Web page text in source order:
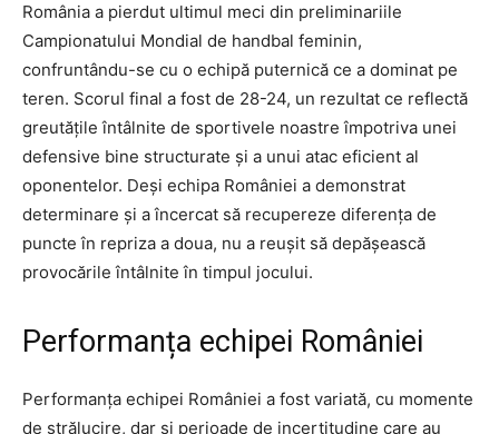
România a pierdut ultimul meci din preliminariile
Campionatului Mondial de handbal feminin,
confruntându-se cu o echipă puternică ce a dominat pe
teren. Scorul final a fost de 28-24, un rezultat ce reflectă
greutățile întâlnite de sportivele noastre împotriva unei
defensive bine structurate și a unui atac eficient al
oponentelor. Deși echipa României a demonstrat
determinare și a încercat să recupereze diferența de
puncte în repriza a doua, nu a reușit să depășească
provocările întâlnite în timpul jocului.
Performanța echipei României
Performanța echipei României a fost variată, cu momente
de strălucire, dar și perioade de incertitudine care au